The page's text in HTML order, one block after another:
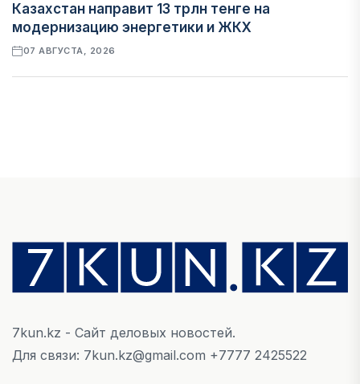
Казахстан направит 13 трлн тенге на
модернизацию энергетики и ЖКХ
07 АВГУСТА, 2026
Денежно-кредитная политика влияет не
только на спрос, но и на предложение труда
07 АВГУСТА, 2026
НОВОСТИ
7kun.kz - Сайт деловых новостей.
Для связи: 7kun.kz@gmail.com +7777 2425522